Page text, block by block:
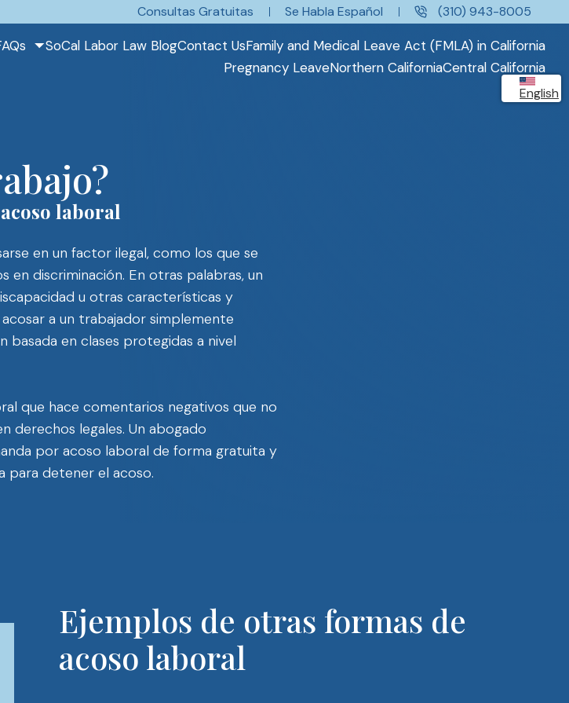
Consultas Gratuitas Se Habla Español (310) 943-8005
SoCal Labor Law BlogContact UsFamily and Medical Leave Act (FMLA) in California
Pregnancy LeaveNorthern CaliforniaCentral California
English
laboral
en un factor ilegal, como los que se
en discriminación. En otras palabras, un
u otras características y
a un trabajador simplemente
basada en clases protegidas a nivel
que hace comentarios negativos que no
derechos legales. Un abogado
por acoso laboral de forma gratuita y
para detener el acoso.
Ejemplos de otras formas de
acoso laboral